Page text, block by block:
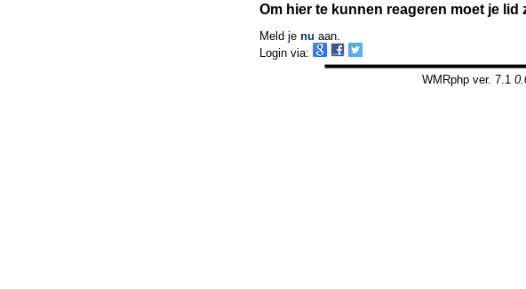
Om hier te kunnen reageren moet je lid
Meld je nu aan.
Login via:
WMRphp ver. 7.1